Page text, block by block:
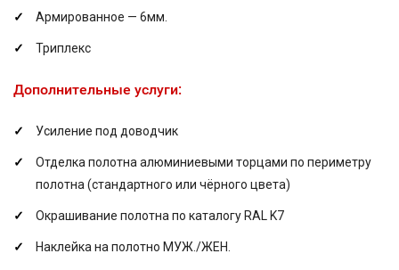
Армированное — 6мм.
Триплекс
Дополнительные услуги:
Усиление под доводчик
Отделка полотна алюминиевыми торцами по периметру
полотна (стандартного или чёрного цвета)
Окрашивание полотна по каталогу RAL K7
Наклейка на полотно МУЖ./ЖЕН.